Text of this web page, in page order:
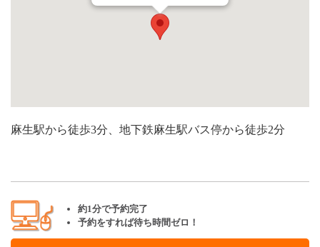
麻生駅から徒歩3分、地下鉄麻生駅バス停から徒歩2分
約1分で予約完了
予約をすれば待ち時間ゼロ！